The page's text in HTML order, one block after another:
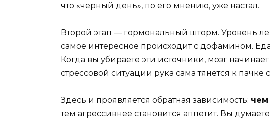
что «черный день», по его мнению, уже настал.
Второй этап — гормональный шторм. Уровень
самое интересное происходит с дофамином.
Когда вы убираете эти источники, мозг
стрессовой ситуации рука сама тянется к пачке
Здесь и проявляется обратная зависимость: чем
тем агрессивнее становится аппетит. Вы